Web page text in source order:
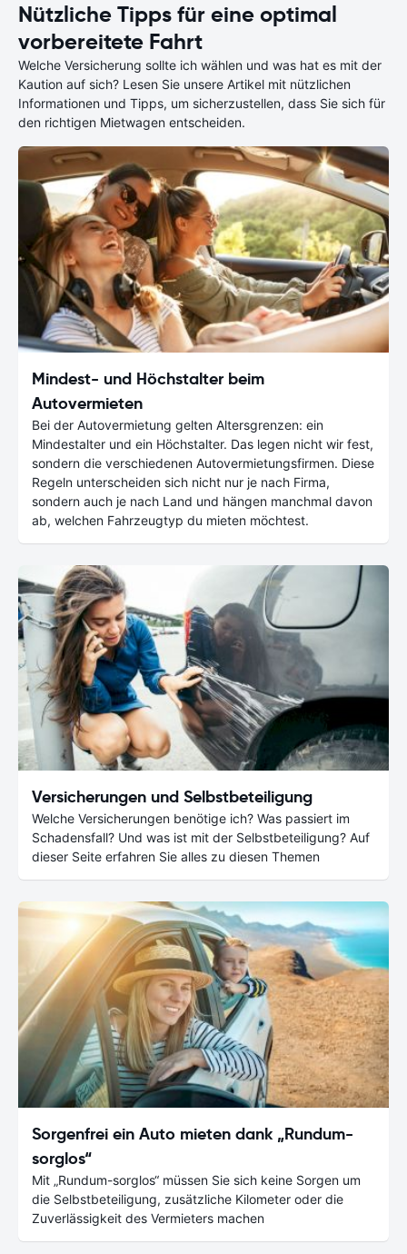
Nützliche Tipps für eine optimal
vorbereitete Fahrt
Welche Versicherung sollte ich wählen und was hat es mit der
Kaution auf sich? Lesen Sie unsere Artikel mit nützlichen
Informationen und Tipps, um sicherzustellen, dass Sie sich für
den richtigen Mietwagen entscheiden.
Mindest- und Höchstalter beim
Autovermieten
Bei der Autovermietung gelten Altersgrenzen: ein
Mindestalter und ein Höchstalter. Das legen nicht wir fest,
sondern die verschiedenen Autovermietungsfirmen. Diese
Regeln unterscheiden sich nicht nur je nach Firma,
sondern auch je nach Land und hängen manchmal davon
ab, welchen Fahrzeugtyp du mieten möchtest.
Versicherungen und Selbstbeteiligung
Welche Versicherungen benötige ich? Was passiert im
Schadensfall? Und was ist mit der Selbstbeteiligung? Auf
dieser Seite erfahren Sie alles zu diesen Themen
Sorgenfrei ein Auto mieten dank „Rundum-
sorglos“
Mit „Rundum-sorglos“ müssen Sie sich keine Sorgen um
die Selbstbeteiligung, zusätzliche Kilometer oder die
Zuverlässigkeit des Vermieters machen